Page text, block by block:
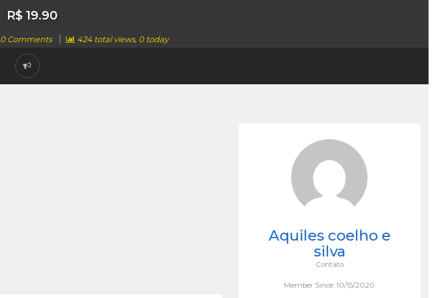
R$ 19.90
0 Comments 424 total views, 0 today
Aquiles coelho e
silva
Contato
Member Since: 10/15/2020